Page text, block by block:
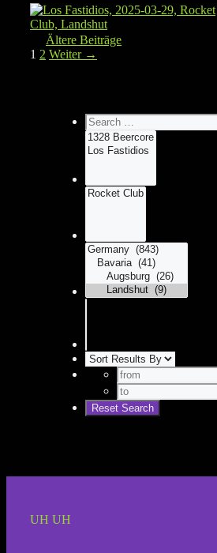
Ältere Beiträge
Seite
1 Seite
2 Weiter →
UH UH